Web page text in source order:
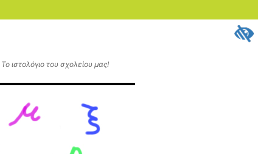
Το ιστολόγιο του σχολείου μας!